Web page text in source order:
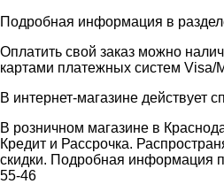
Подробная информация в
Оплатить свой заказ можно
картами платежных систем
В интернет-магазине действует
В розничном магазине в
Кредит и Рассрочка.
скидки. Подробная информация
55-46